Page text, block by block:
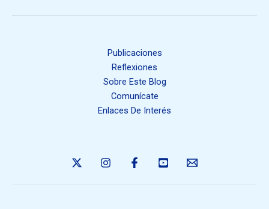
Publicaciones
Reflexiones
Sobre Este Blog
Comunícate
Enlaces De Interés